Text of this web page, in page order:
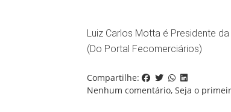
Luiz Carlos Motta é Presidente
(Do Portal Fecomerciários)
Compartilhe:
Nenhum comentário, Seja o